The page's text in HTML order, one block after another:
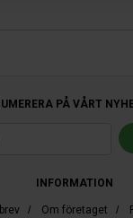
PÅ VÅRT
INFORMATION
/ Om företaget /